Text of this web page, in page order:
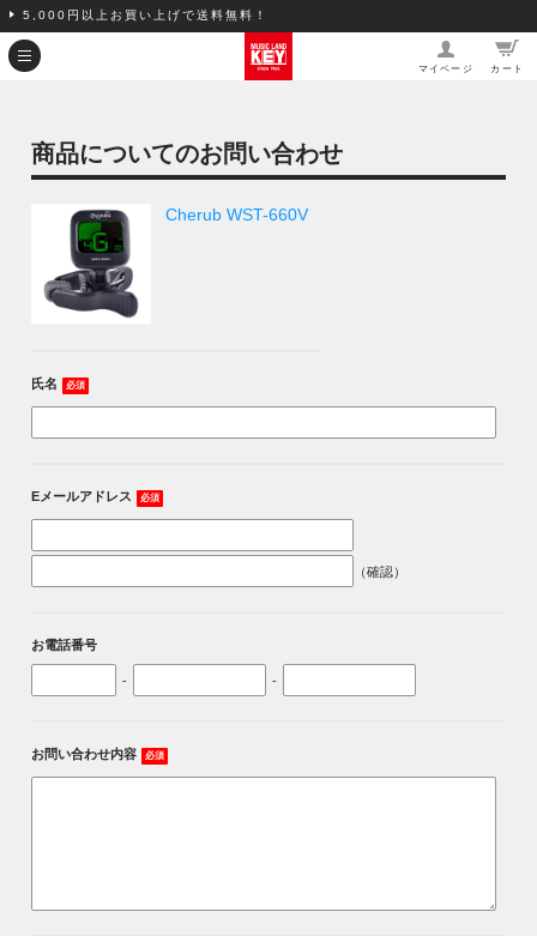
5,000円以上お買い上げで送料無料！
マイページ カート
商品についてのお問い合わせ
Cherub WST-660V
氏名 必須
Eメールアドレス 必須
（確認）
お電話番号
- -
お問い合わせ内容 必須